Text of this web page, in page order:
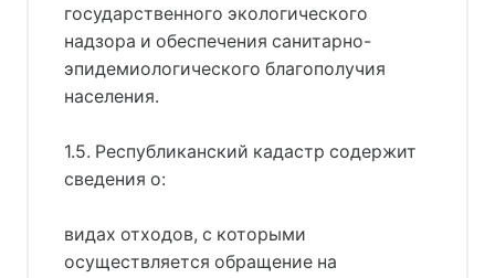
государственного экологического
надзора и обеспечения санитарно-
эпидемиологического благополучия
населения.
1.5. Республиканский кадастр содержит
сведения о:
видах отходов, с которыми
осуществляется обращение на